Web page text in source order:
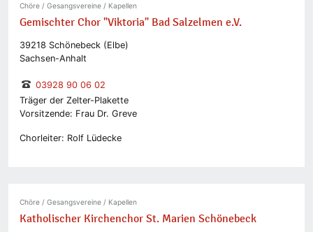
Chöre / Gesangsvereine / Kapellen
Gemischter Chor "Viktoria" Bad Salzelmen e.V.
39218 Schönebeck (Elbe)
Sachsen-Anhalt
03928 90 06 02
Träger der Zelter-Plakette
Vorsitzende: Frau Dr. Greve
Chorleiter: Rolf Lüdecke
Chöre / Gesangsvereine / Kapellen
Katholischer Kirchenchor St. Marien Schönebeck